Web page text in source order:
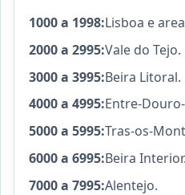
1000 a 1998:Lisboa e
2000 a 2995:Vale do Tejo.
3000 a 3995:Beira Litoral.
4000 a 4995:Entre-
5000 a 5995:Tras-os-
6000 a 6995:Beira Interior.
7000 a 7995:Alentejo.